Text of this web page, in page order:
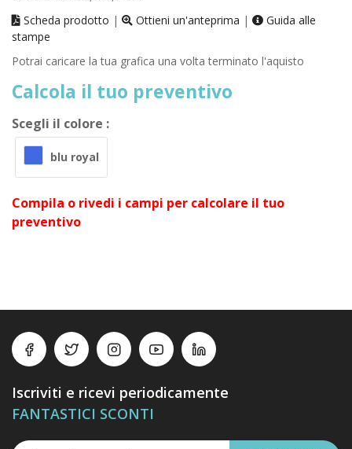
Scheda prodotto | Ottieni un'anteprima |
Guida alle
stampe
Potrai caricare la tua grafica una volta terminato l'aquisto
Calcola il tuo preventivo
Scegli il colore :
blu royal
Compila o rivedi i campi per calcolare il tuo
preventivo
Iscriviti e ricevi periodicamente
FANTASTICI SCONTI